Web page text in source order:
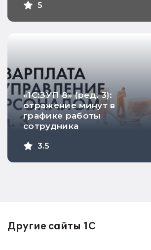
5
«1С:ЗУП 8» (ред. 3):
отражение минут в
графике работы
сотрудника
3.5
Другие сайты 1С